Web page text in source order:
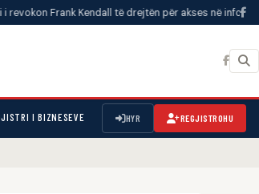
Kendall të drejtën për akses në informacione të
I BIZNESEVE HYR REGJISTROHU